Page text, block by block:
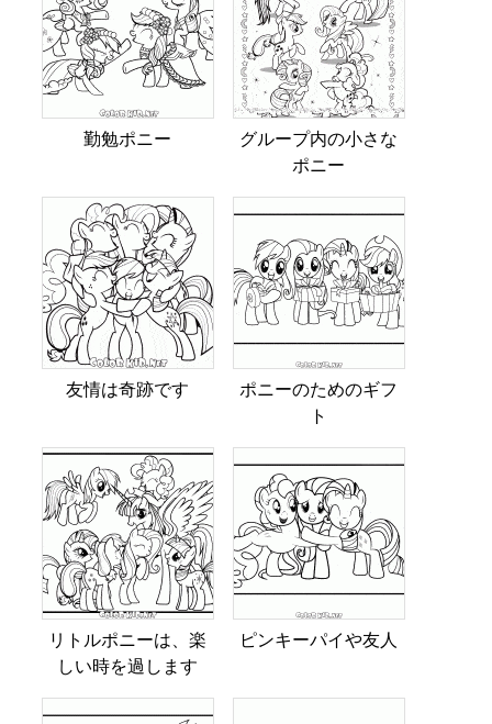
勤勉ポニー
グループ内の小さな
ポニー
友情は奇跡です
ポニーのためのギフ
ト
リトルポニーは、楽
しい時を過します
ピンキーパイや友人